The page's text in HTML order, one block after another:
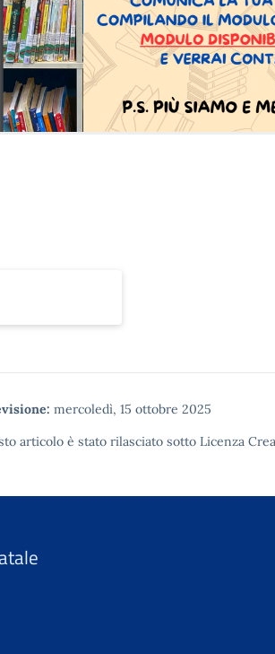
mercoledì, 15 ottobre 2025
articolo è stato rilasciato sotto Licenza